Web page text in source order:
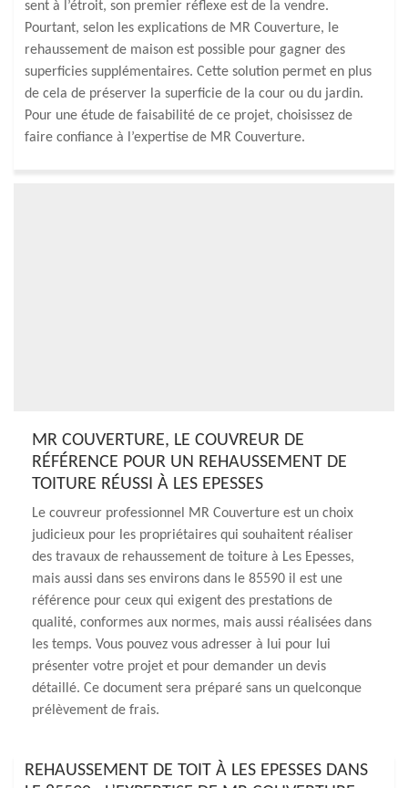
sent à l’étroit, son premier réflexe est de la vendre.
Pourtant, selon les explications de MR Couverture, le
rehaussement de maison est possible pour gagner des
superficies supplémentaires. Cette solution permet en plus
de cela de préserver la superficie de la cour ou du jardin.
Pour une étude de faisabilité de ce projet, choisissez de
faire confiance à l’expertise de MR Couverture.
MR COUVERTURE, LE COUVREUR DE
RÉFÉRENCE POUR UN REHAUSSEMENT DE
TOITURE RÉUSSI À LES EPESSES
Le couvreur professionnel MR Couverture est un choix
judicieux pour les propriétaires qui souhaitent réaliser
des travaux de rehaussement de toiture à Les Epesses,
mais aussi dans ses environs dans le 85590 il est une
référence pour ceux qui exigent des prestations de
qualité, conformes aux normes, mais aussi réalisées dans
les temps. Vous pouvez vous adresser à lui pour lui
présenter votre projet et pour demander un devis
détaillé. Ce document sera préparé sans un quelconque
prélèvement de frais.
REHAUSSEMENT DE TOIT À LES EPESSES DANS